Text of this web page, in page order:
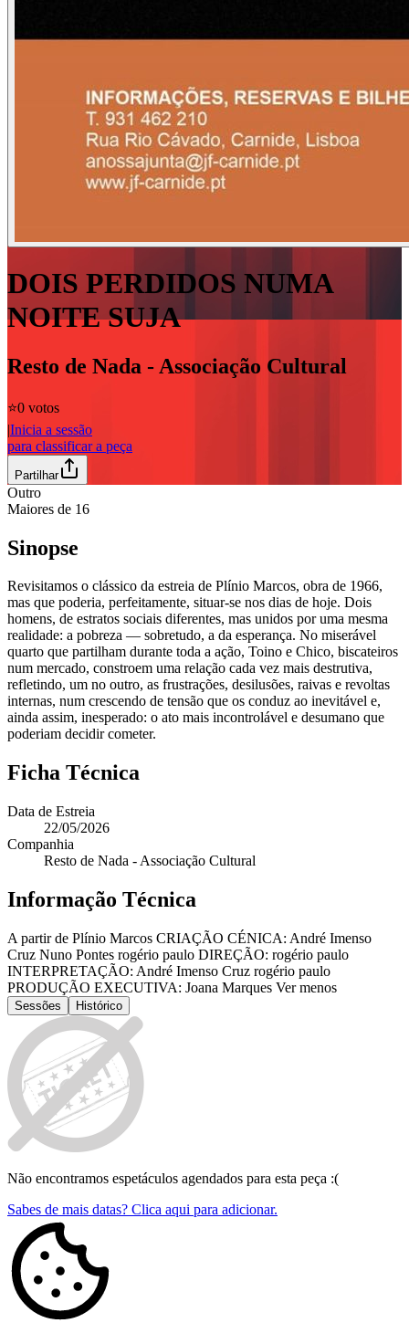
DOIS PERDIDOS NUMA
NOITE SUJA
Resto de Nada - Associação Cultural
⭐️0 votos
|Inicia a sessão
para classificar a peça
Partilhar
Outro
Maiores de 16
Sinopse
Revisitamos o clássico da estreia de Plínio Marcos, obra de 1966,
mas que poderia, perfeitamente, situar-se nos dias de hoje. Dois
homens, de estratos sociais diferentes, mas unidos por uma mesma
realidade: a pobreza — sobretudo, a da esperança. No miserável
quarto que partilham durante toda a ação, Toino e Chico, biscateiros
num mercado, constroem uma relação cada vez mais destrutiva,
refletindo, um no outro, as frustrações, desilusões, raivas e revoltas
internas, num crescendo de tensão que os conduz ao inevitável e,
ainda assim, inesperado: o ato mais incontrolável e desumano que
poderiam decidir cometer.
Ficha Técnica
Data de Estreia
22/05/2026
Companhia
Resto de Nada - Associação Cultural
Informação Técnica
A partir de Plínio Marcos CRIAÇÃO CÉNICA: André Imenso
Cruz Nuno Pontes rogério paulo DIREÇÃO: rogério paulo
INTERPRETAÇÃO: André Imenso Cruz rogério paulo
PRODUÇÃO EXECUTIVA: Joana Marques Ver menos
Sessões Histórico
Não encontramos espetáculos agendados para esta peça :(
Sabes de mais datas? Clica aqui para adicionar.